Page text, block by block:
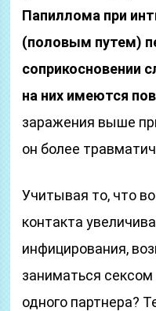
Папиллома при
(половым путем)
соприкосновении
на них имеются
заражения выше
он более
Учитывая то, что
контакта
инфицирования,
заниматься
одного партнера?